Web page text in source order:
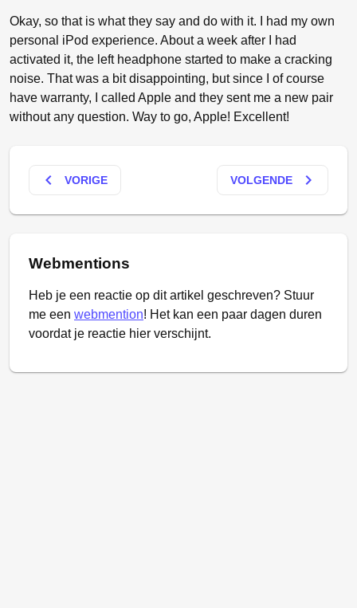
Okay, so that is what they say and do with it. I had my own
personal iPod experience. About a week after I had
activated it, the left headphone started to make a cracking
noise. That was a bit disappointing, but since I of course
have warranty, I called Apple and they sent me a new pair
without any question. Way to go, Apple! Excellent!
keyboard_arrow_left VORIGE VOLGENDE keyboard_arrow_right
Webmentions
Heb je een reactie op dit artikel geschreven? Stuur
me een webmention! Het kan een paar dagen duren
voordat je reactie hier verschijnt.